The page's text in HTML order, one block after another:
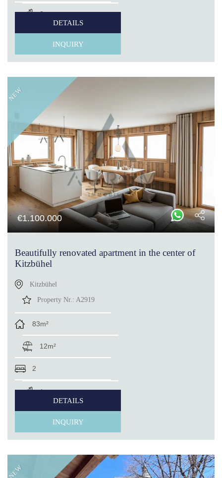
2
DETAILS
INQUIRY
€1.100.000
NEW
Beautifully renovated apartment in the center of
Kitzbühel
Kitzbühel
Property Nr.: A2919
83m²
12m²
2
1
DETAILS
INQUIRY
NEW